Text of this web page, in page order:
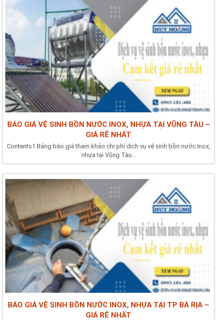
BÁO GIÁ VỆ SINH BỒN NƯỚC INOX, NHỰA TẠI VŨNG TÀU –
GIÁ RẺ NHẤT
Contents1 Bảng báo giá tham khảo chi phí dịch vụ vệ sinh bồn nước Inox,
nhựa tại Vũng Tàu...
BÁO GIÁ VỆ SINH BỒN NƯỚC INOX, NHỰA TẠI TP BÀ RỊA –
GIÁ RẺ NHẤT